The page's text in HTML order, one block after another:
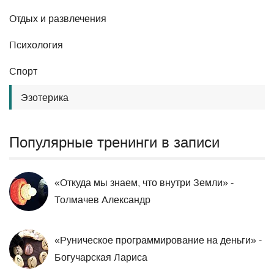
Отдых и развлечения
Психология
Спорт
Эзотерика
Популярные тренинги в записи
«Откуда мы знаем, что внутри Земли» -
Толмачев Александр
«Руническое программирование на деньги» -
Богучарская Лариса